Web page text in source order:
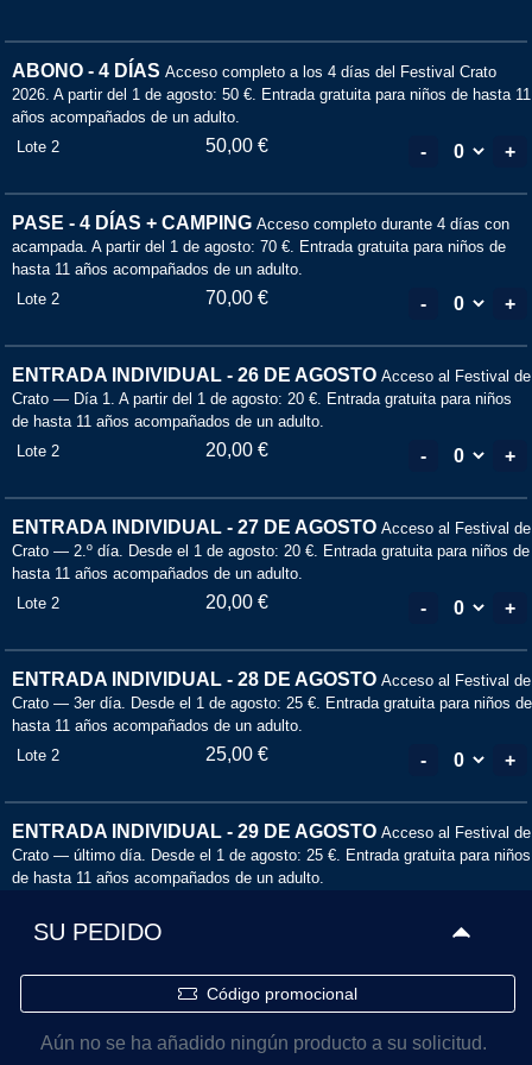
ABONO - 4 DÍAS Acceso completo a los 4 días del Festival Crato
2026. A partir del 1 de agosto: 50 €. Entrada gratuita para niños de hasta 11
años acompañados de un adulto.
Lote 2
50,00 € - +
PASE - 4 DÍAS + CAMPING Acceso completo durante 4 días con
acampada. A partir del 1 de agosto: 70 €. Entrada gratuita para niños de
hasta 11 años acompañados de un adulto.
Lote 2
70,00 € - +
ENTRADA INDIVIDUAL - 26 DE AGOSTO Acceso al Festival de
Crato — Día 1. A partir del 1 de agosto: 20 €. Entrada gratuita para niños
de hasta 11 años acompañados de un adulto.
Lote 2
20,00 € - +
ENTRADA INDIVIDUAL - 27 DE AGOSTO Acceso al Festival de
Crato — 2.º día. Desde el 1 de agosto: 20 €. Entrada gratuita para niños de
hasta 11 años acompañados de un adulto.
Lote 2
20,00 € - +
ENTRADA INDIVIDUAL - 28 DE AGOSTO Acceso al Festival de
Crato — 3er día. Desde el 1 de agosto: 25 €. Entrada gratuita para niños de
hasta 11 años acompañados de un adulto.
Lote 2
25,00 € - +
ENTRADA INDIVIDUAL - 29 DE AGOSTO Acceso al Festival de
Crato — último día. Desde el 1 de agosto: 25 €. Entrada gratuita para niños
de hasta 11 años acompañados de un adulto.
SU PEDIDO
Código promocional
Aún no se ha añadido ningún producto a su solicitud.